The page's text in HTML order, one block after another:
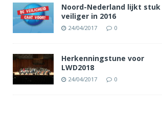
Noord-Nederland lijkt stuk
veiliger in 2016
24/04/2017 0
Herkenningstune voor
LWD2018
24/04/2017 0